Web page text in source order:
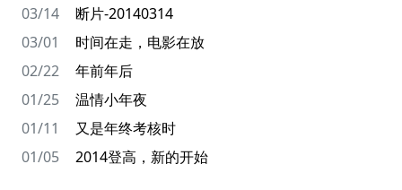
03/14
断片-20140314
03/01
时间在走，电影在放
02/22
年前年后
01/25
温情小年夜
01/11
又是年终考核时
01/05
2014登高，新的开始